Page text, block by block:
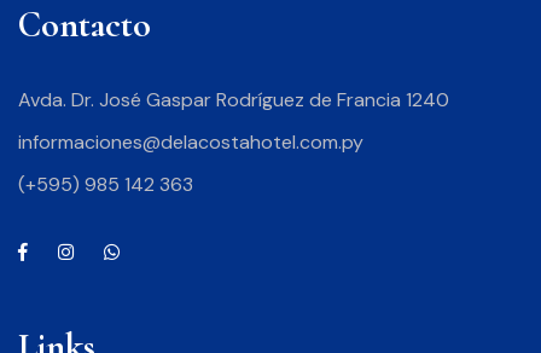
Contacto
Avda. Dr. José Gaspar Rodríguez de Francia 1240
informaciones@delacostahotel.com.py
(+595) 985 142 363